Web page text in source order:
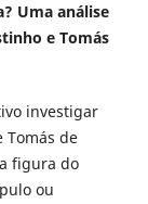
Uma análise
e Tomás
investigar
Tomás de
figura do
ou